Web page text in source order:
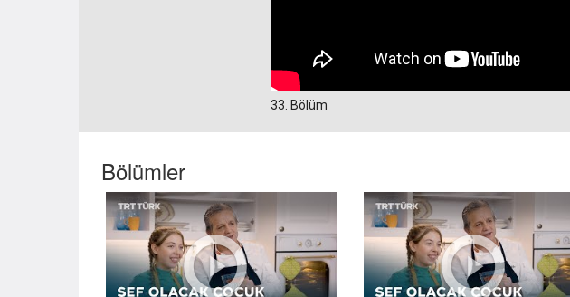
33. Bölüm
Bölümler